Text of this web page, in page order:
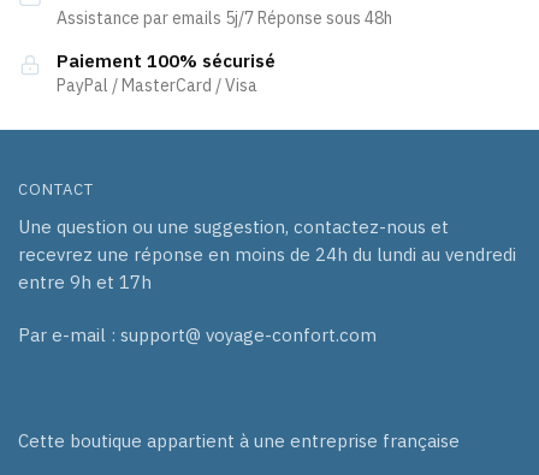
sur
la
page
Assistance par emails 5j/7 Réponse sous 48h
Paiement 100% sécurisé
PayPal / MasterCard / Visa
CONTACT
Une question ou une suggestion, contactez-nous et
recevrez une réponse en moins de 24h du lundi au vendredi
entre 9h et 17h
Par e-mail : support@ voyage-confort.com
Cette boutique appartient à une entreprise française